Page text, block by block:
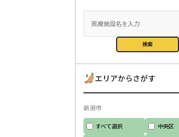
検索
エリアからさがす
新潟市
すべて選択
中央区